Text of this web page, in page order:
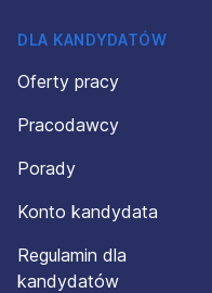
DLA KANDYDATÓW
Oferty pracy
Pracodawcy
Porady
Konto kandydata
Regulamin dla
kandydatów